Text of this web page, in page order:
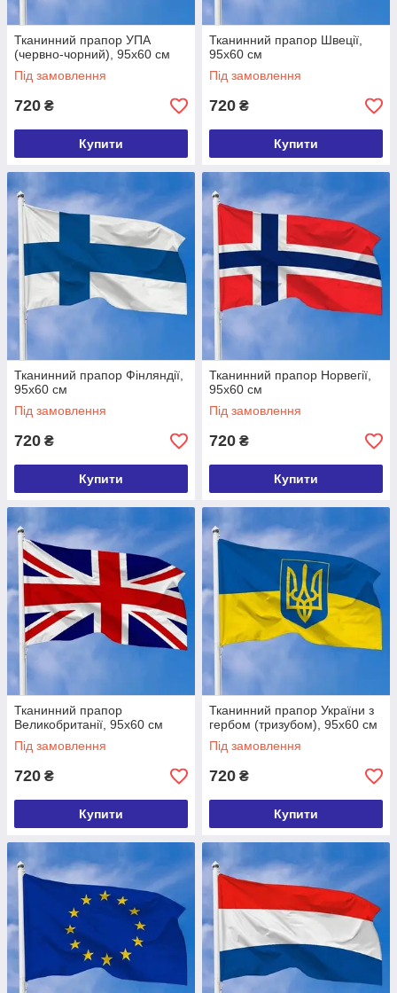
Тканинний прапор УПА
(червно-чорний), 95х60 см
Під замовлення
720 ₴
Купити
Тканинний прапор Швеції,
95х60 см
Під замовлення
720 ₴
Купити
Тканинний прапор Фінляндії,
95х60 см
Під замовлення
720 ₴
Купити
Тканинний прапор Норвегії,
95х60 см
Під замовлення
720 ₴
Купити
Тканинний прапор
Великобританії, 95х60 см
Під замовлення
720 ₴
Купити
Тканинний прапор України з
гербом (тризубом), 95х60 см
Під замовлення
720 ₴
Купити